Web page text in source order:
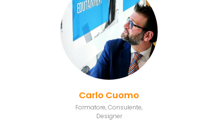
Carlo Cuomo
Formatore, Consulente,
Designer